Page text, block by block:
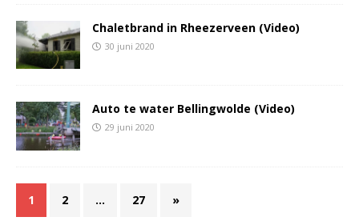
Chaletbrand in Rheezerveen (Video)
30 juni 2020
Auto te water Bellingwolde (Video)
29 juni 2020
1 2 … 27 »